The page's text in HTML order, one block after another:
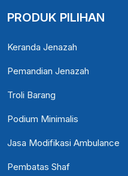
PRODUK PILIHAN
Keranda Jenazah
Pemandian Jenazah
Troli Barang
Podium Minimalis
Jasa Modifikasi Ambulance
Pembatas Shaf